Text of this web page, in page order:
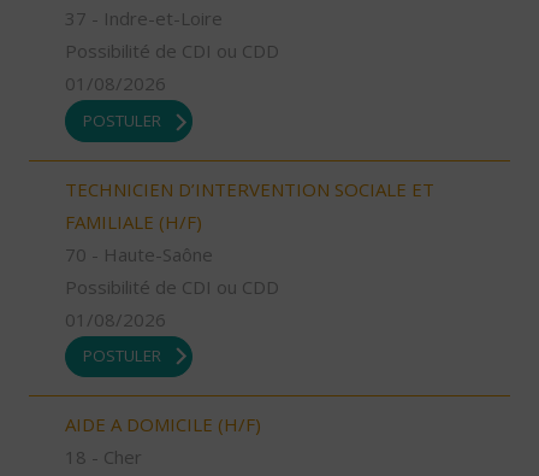
37 - Indre-et-Loire
Possibilité de CDI ou CDD
01/08/2026
POSTULER
TECHNICIEN D’INTERVENTION SOCIALE ET
FAMILIALE (H/F)
70 - Haute-Saône
Possibilité de CDI ou CDD
01/08/2026
POSTULER
AIDE A DOMICILE (H/F)
18 - Cher